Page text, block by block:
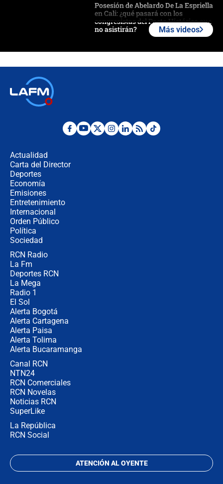
Posesión de Abelardo De La Espriella
en Cali: ¿qué pasará con los
congresistas del Pacto Histórico que
no asistirán?
¿Por qué De la Espriella gobernará
Más videos
Actualidad
Carta del Director
Deportes
Economía
Emisiones
Entretenimiento
Internacional
Orden Público
Política
Sociedad
RCN Radio
La Fm
Deportes RCN
La Mega
Radio 1
El Sol
Alerta Bogotá
Alerta Cartagena
Alerta Paisa
Alerta Tolima
Alerta Bucaramanga
Canal RCN
NTN24
RCN Comerciales
RCN Novelas
Noticias RCN
SuperLike
La República
RCN Social
ATENCIÓN AL OYENTE